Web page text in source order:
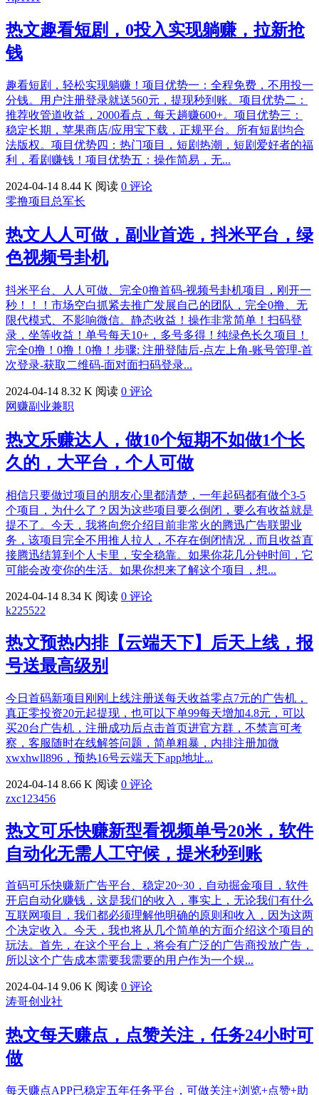
热文趣看短剧，0投入实现躺赚，拉新抢
钱
趣看短剧，轻松实现躺赚！项目优势一：全程免费，不用投一
分钱。用户注册登录就送560元，提现秒到账。项目优势二：
推荐收管道收益，2000看点，每天趟赚600+。项目优势三：
稳定长期，苹果商店/应用宝下载，正规平台。所有短剧均合
法版权。项目优势四：热门项目，短剧热潮，短剧爱好者的福
利，看剧赚钱！项目优势五：操作简易，无...
2024-04-14 8.44 K 阅读 0 评论
零撸项目总军长
热文人人可做，副业首选，抖米平台，绿
色视频号卦机
抖米平台、人人可做、完全0撸首码-视频号卦机项目，刚开一
秒！！！市场空白抓紧去推广发展自己的团队，完全0撸、无
限代模式、不影响微信。静态收益！操作非常简单！扫码登
录，坐等收益！单号每天10+，多号多得！纯绿色长久项目！
完全0撸！0撸！0撸！步骤: 注册登陆后-点左上角-账号管理-首
次登录-获取二维码-面对面扫码登录...
2024-04-14 8.32 K 阅读 0 评论
网赚副业兼职
热文乐赚达人，做10个短期不如做1个长
久的，大平台，个人可做
相信只要做过项目的朋友心里都清楚，一年起码都有做个3-5
个项目，为什么了？因为这些项目要么倒闭，要么有收益就是
提不了。今天，我将向您介绍目前非常火的腾迅广告联盟业
务，该项目完全不用推人拉人，不存在倒闭情况，而且收益直
接腾迅结算到个人卡里，安全稳靠。如果你花几分钟时间，它
可能会改变你的生活。如果你想来了解这个项目，想...
2024-04-14 8.34 K 阅读 0 评论
k225522
热文预热内排【云端天下】后天上线，报
号送最高级别
今日首码新项目刚刚上线注册送每天收益零点7元的广告机，
真正零投资20元起提现，也可以下单99每天增加4.8元，可以
买20台广告机，注册成功后点击首页进官方群，不禁言可考
察，客服随时在线解答问题，简单粗暴，内排注册加微
xwxhwll896，预热16号云端天下app地址...
2024-04-14 8.66 K 阅读 0 评论
zxc123456
热文可乐快赚新型看视频单号20米，软件
自动化无需人工守候，提米秒到账
首码可乐快赚新广告平台、稳定20~30，自动掘金项目，软件
开启自动化赚钱，这是我们的收入，事实上，无论我们有什么
互联网项目，我们都必须理解他明确的原则和收入，因为这两
个决定收入。今天，我也将从几个简单的方面介绍这个项目的
玩法。首先，在这个平台上，将会有广泛的广告商投放广告，
所以这个广告成本需要我需要的用户作为一个娱...
2024-04-14 9.06 K 阅读 0 评论
涛哥创业社
热文每天赚点，点赞关注，任务24小时可
做
每天赚点APP已稳定五年任务平台，可做关注+浏览+点赞+助